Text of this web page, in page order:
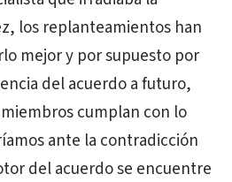
los replanteamientos han
mejor y por supuesto por
del acuerdo a futuro,
cumplan con lo
ante la contradicción
del acuerdo se encuentre